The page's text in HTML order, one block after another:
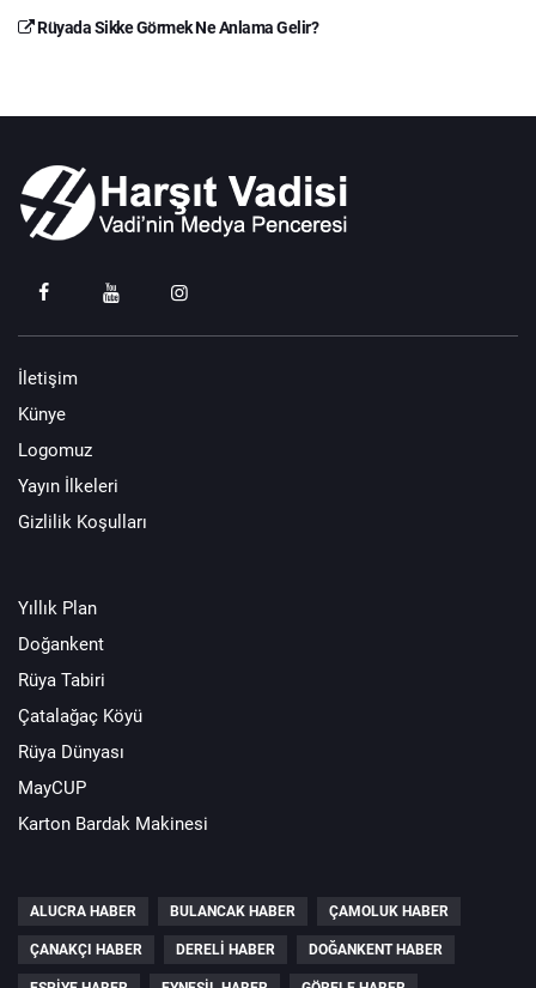
Rüyada Sikke Görmek Ne Anlama Gelir?
İletişim
Künye
Logomuz
Yayın İlkeleri
Gizlilik Koşulları
Yıllık Plan
Doğankent
Rüya Tabiri
Çatalağaç Köyü
Rüya Dünyası
MayCUP
Karton Bardak Makinesi
ALUCRA HABER BULANCAK HABER ÇAMOLUK HABER
ÇANAKÇI HABER DERELI HABER DOĞANKENT HABER